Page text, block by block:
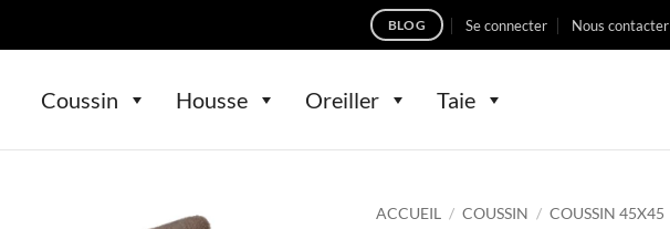
BLOG Se connecter Nous contacter
Coussin Housse Oreiller Taie
ACCUEIL / COUSSIN / COUSSIN 45X45